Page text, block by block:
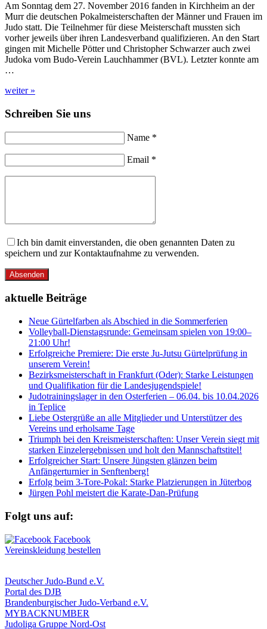
Am Sonntag dem 27. November 2016 fanden in Kirchheim an der
Murr die deutschen Pokalmeisterschaften der Männer und Frauen im
Judo statt. Die Teilnehmer für diese Meisterschaft mussten sich
vorher jeweils über ihren Landesverband qualifizieren. An den Start
gingen mit Michelle Pötter und Christopher Schwarzer auch zwei
Judoka vom Budo-Verein Lauchhammer (BVL). Letzter konnte am
…
weiter »
Schreiben Sie uns
Name *
Email *
Ich bin damit einverstanden, die oben genannten Daten zu
speichern und zur Kontaktaufnahme zu verwenden.
Absenden
aktuelle Beiträge
Neue Gürtelfarben als Abschied in die Sommerferien
Volleyball-Dienstagsrunde: Gemeinsam spielen von 19:00–
21:00 Uhr!
Erfolgreiche Premiere: Die erste Ju-Jutsu Gürtelprüfung in
unserem Verein!
Bezirksmeisterschaft in Frankfurt (Oder): Starke Leistungen
und Qualifikation für die Landesjugendspiele!
Judotrainingslager in den Osterferien – 06.04. bis 10.04.2026
in Teplice
Liebe Ostergrüße an alle Mitglieder und Unterstützer des
Vereins und erholsame Tage
Triumph bei den Kreismeisterschaften: Unser Verein siegt mit
starken Einzelergebnissen und holt den Mannschaftstitel!
Erfolgreicher Start: Unsere Jüngsten glänzen beim
Anfängerturnier in Senftenberg!
Erfolg beim 3-Tore-Pokal: Starke Platzierungen in Jüterbog
Jürgen Pohl meistert die Karate-Dan-Prüfung
Folgt uns auf:
Vereinskleidung bestellen
Deutscher Judo-Bund e.V.
Portal des DJB
Brandenburgischer Judo-Verband e.V.
MYBACKNUMBER
Judoliga Gruppe Nord-Ost